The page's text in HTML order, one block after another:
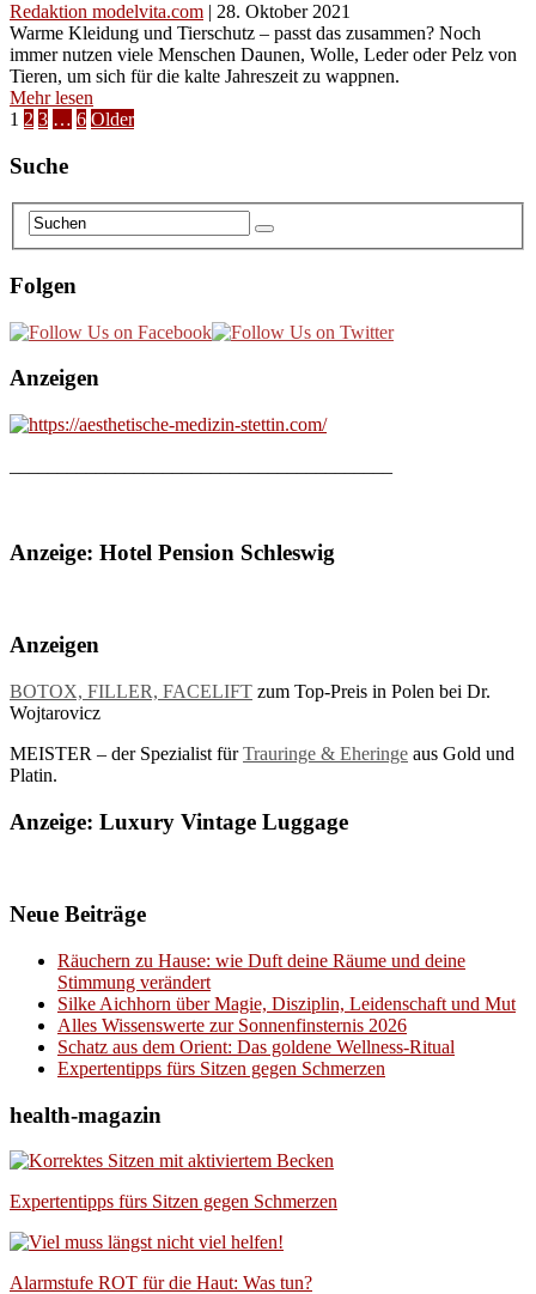
Redaktion modelvita.com | 28. Oktober 2021
Warme Kleidung und Tierschutz – passt das zusammen? Noch
immer nutzen viele Menschen Daunen, Wolle, Leder oder Pelz von
Tieren, um sich für die kalte Jahreszeit zu wappnen.
Mehr lesen
Seitennummerierung
der
1 2 3 … 6 Older
Suche
Folgen
Anzeigen
Anzeige: Hotel Pension Schleswig
Anzeigen
BOTOX, FILLER, FACELIFT zum Top-Preis in Polen bei Dr.
Wojtarovicz
MEISTER – der Spezialist fürTrauringe & Eheringe aus Gold und
Platin.
Anzeige: Luxury Vintage Luggage
Neue Beiträge
Räuchern zu Hause: wie Duft deine Räume und deine
Stimmung verändert
Silke Aichhorn über Magie, Disziplin, Leidenschaft und Mut
Alles Wissenswerte zur Sonnenfinsternis 2026
Schatz aus dem Orient: Das goldene Wellness-Ritual
Expertentipps fürs Sitzen gegen Schmerzen
health-magazin
Expertentipps fürs Sitzen gegen Schmerzen
Alarmstufe ROT für die Haut: Was tun?